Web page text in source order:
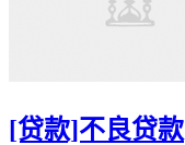
[贷款]不良贷款